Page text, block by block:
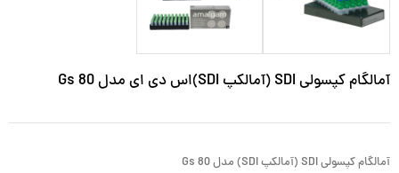
آمالگام کپسولی SDI (آمالکپ SDI)اس دی ای مدل Gs 80
آمالگام کپسولی SDI (آمالکپ SDI) مدل Gs 80